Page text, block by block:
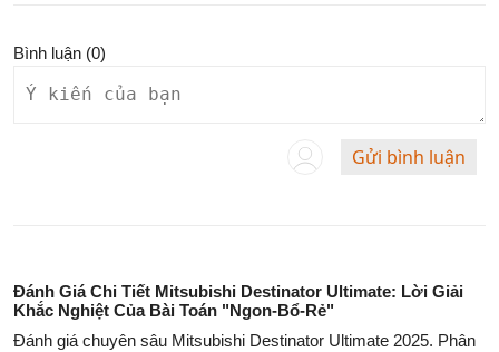
Bình luận (0)
Gửi bình luận
Đánh Giá Chi Tiết Mitsubishi Destinator Ultimate: Lời Giải
Khắc Nghiệt Của Bài Toán "Ngon-Bổ-Rẻ"
Đánh giá chuyên sâu Mitsubishi Destinator Ultimate 2025. Phân